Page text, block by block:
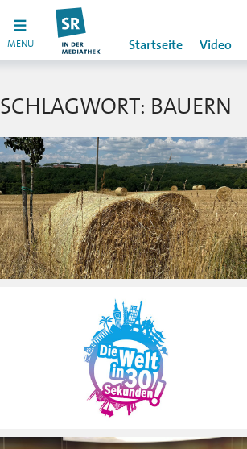
MENU Startseite Video
SCHLAGWORT: BAUERN